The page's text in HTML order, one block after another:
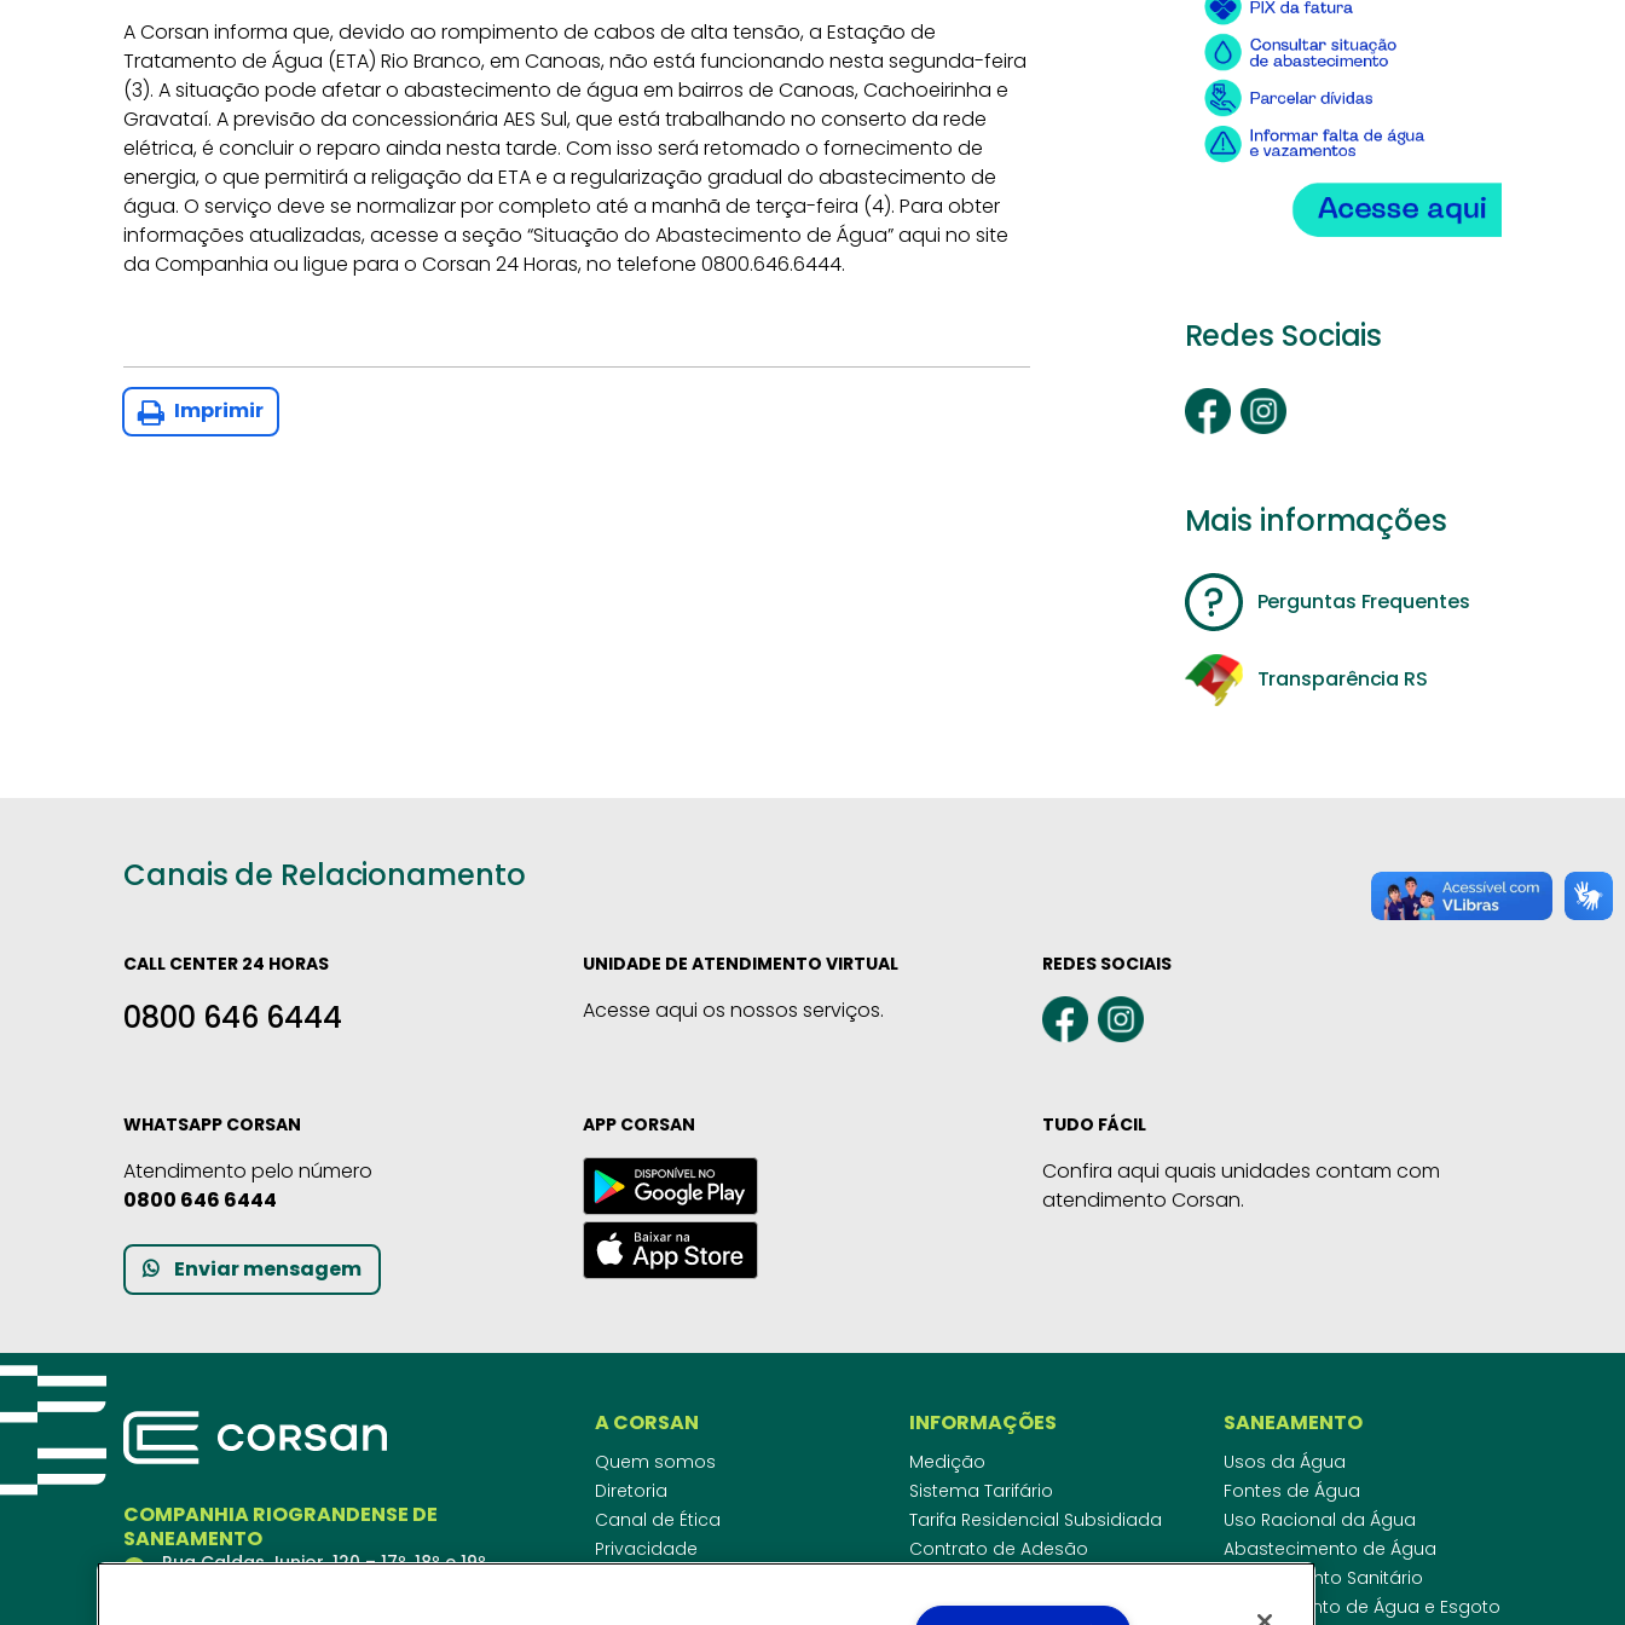
A Corsan informa que, devido ao rompimento de cabos de alta tensão, a Estação de
Tratamento de Água (ETA) Rio Branco, em Canoas, não está funcionando nesta segunda-feira
(3). A situação pode afetar o abastecimento de água em bairros de Canoas, Cachoeirinha e
Gravataí. A previsão da concessionária AES Sul, que está trabalhando no conserto da rede
elétrica, é concluir o reparo ainda nesta tarde. Com isso será retomado o fornecimento de
energia, o que permitirá a religação da ETA e a regularização gradual do abastecimento de
água. O serviço deve se normalizar por completo até a manhã de terça-feira (4). Para obter
informações atualizadas, acesse a seção “Situação do Abastecimento de Água” aqui no site
da Companhia ou ligue para o Corsan 24 Horas, no telefone 0800.646.6444.
Imprimir
Redes Sociais
Mais informações
Perguntas Frequentes
Transparência RS
Canais de Relacionamento
CALL CENTER 24 HORAS
0800 646 6444
UNIDADE DE ATENDIMENTO VIRTUAL
Acesse aqui os nossos serviços.
REDES SOCIAIS
WHATSAPP CORSAN
Atendimento pelo número
0800 646 6444
Enviar mensagem
APP CORSAN TUDO FÁCIL
Confira aqui quais unidades contam com
atendimento Corsan.
COMPANHIA RIOGRANDENSE DE
SANEAMENTO
Rua Caldas Junior, 120 – 17º, 18º e 19º
A CORSAN
Quem somos
Diretoria
Canal de Ética
Privacidade
INFORMAÇÕES
Medição
Sistema Tarifário
Tarifa Residencial Subsidiada
Contrato de Adesão
Agências Reguladoras
SANEAMENTO
Usos da Água
Fontes de Água
Uso Racional da Água
Abastecimento de Água
Esgotamento Sanitário
Regulamento de Água e Esgoto